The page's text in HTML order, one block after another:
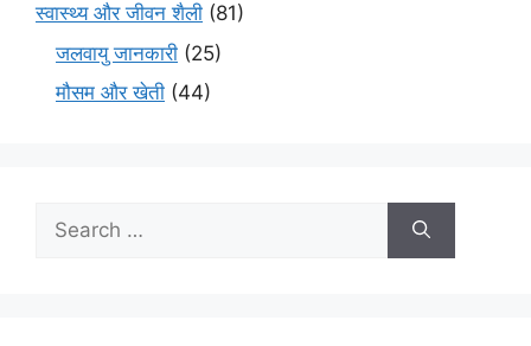
स्वास्थ्य और जीवन शैली (81)
जलवायु जानकारी (25)
मौसम और खेती (44)